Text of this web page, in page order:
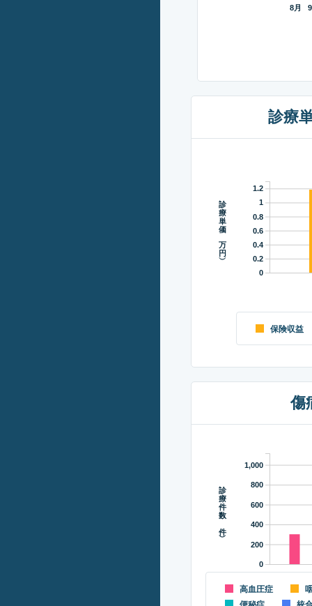
8月
診療
1.2
1
0.8
0.6
0.4
0.2
0
診療単価（万円）
保険収益
傷
1,000
800
600
400
200
0
診療件数（件）
高血圧症